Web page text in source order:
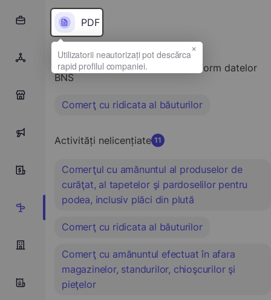
7
PDF
Tipul principal de activitate conform datelor
BNS
Comerţ cu ridicata al băuturilor
Activități nelicențiate 11
Comerţul cu amănuntul al produselor de
curăţat, al tapetelor şi pardoselilor pentru
podea, inclusiv plăci din plută
Comerţ cu ridicata al băuturilor
Comerţ cu amănuntul efectuat în afara
magazinelor, standurilor, chioşcurilor şi
pieţelor
×